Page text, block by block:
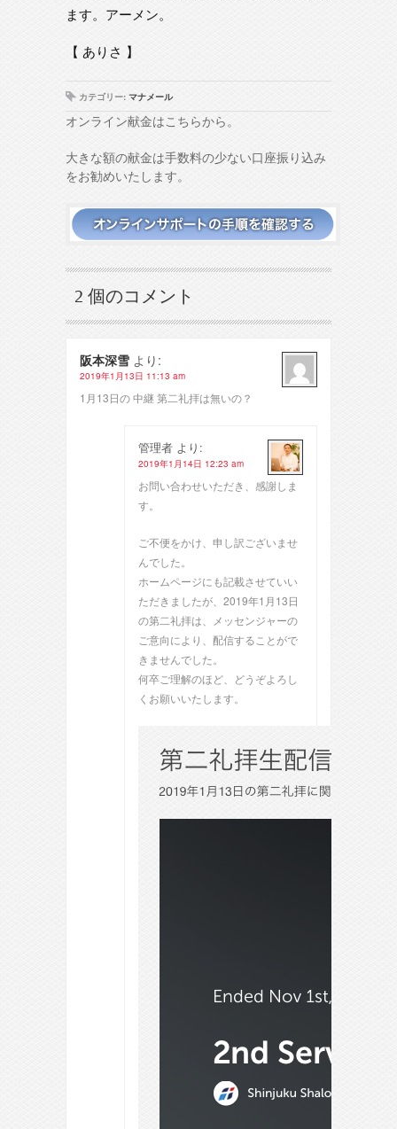
ます。アーメン。
【 ありさ 】
カテゴリー: マナメール
オンライン献金はこちらから。
大きな額の献金は手数料の少ない口座振り込み
をお勧めいたします。
2 個のコメント
阪本深雪 より:
2019年1月13日 11:13 am
1月13日の 中継 第二礼拝は無いの？
管理者 より:
2019年1月14日 12:23 am
お問い合わせいただき、感謝しま
す。
ご不便をかけ、申し訳ございませ
んでした。
ホームページにも記載させていい
ただきましたが、2019年1月13日
の第二礼拝は、メッセンジャーの
ご意向により、配信することがで
きませんでした。
何卒ご理解のほど、どうぞよろし
くお願いいたします。